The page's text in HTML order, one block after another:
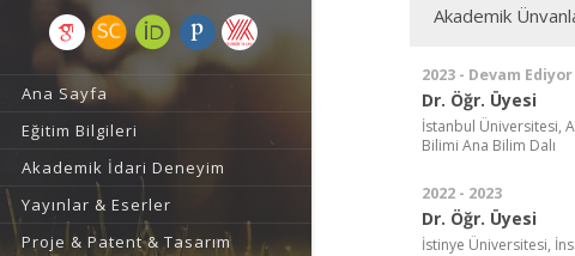
Ana Sayfa
Eğitim Bilgileri
Akademik İdari Deneyim
Yayınlar & Eserler
Proje & Patent & Tasarım
Akademik
2023 - Devam Ediyor
Dr. Öğr. Üyesi
İstanbul Üniversitesi,
Bilimi Ana Bilim Dalı
2022 - 2023
Dr. Öğr. Üyesi
İstinye Üniversitesi,